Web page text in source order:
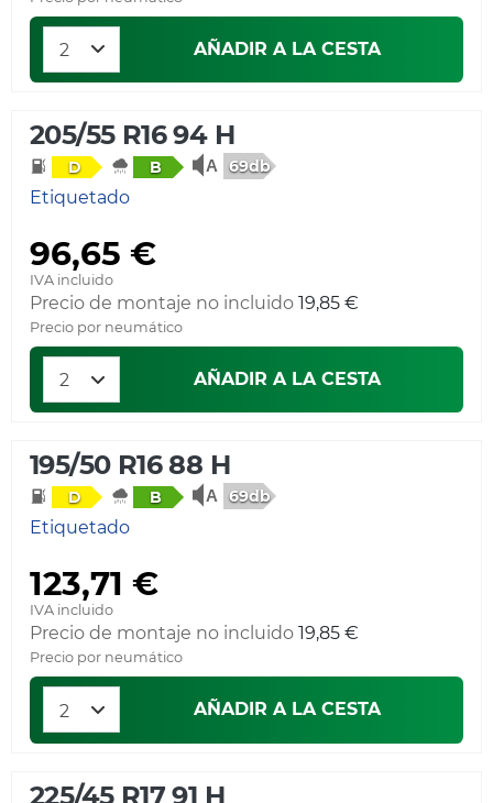
AÑADIR A LA CESTA
205/55 R16 94 H
D B 69db
Etiquetado
96,65 €
IVA incluido
Precio de montaje no incluido 19,85 €
Precio por neumático
AÑADIR A LA CESTA
195/50 R16 88 H
D B 69db
Etiquetado
123,71 €
IVA incluido
Precio de montaje no incluido 19,85 €
Precio por neumático
AÑADIR A LA CESTA
225/45 R17 91 H